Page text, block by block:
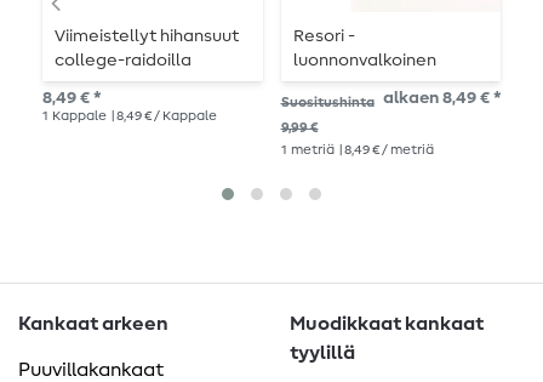
Viimeistellyt hihansuut
college-raidoilla
8,49 € *
1 Kappale | 8,49 € / Kappale
Resori -
luonnonvalkoinen
yksivärinen
Suositushinta
9,99 €
alkaen 8,49 € *
1 metriä | 8,49 € / metriä
Kankaat arkeen
Puuvillakankaat
Muodikkaat kankaat
tyylillä